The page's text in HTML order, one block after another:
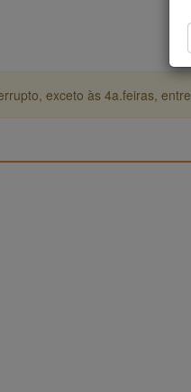
exceto às 4a.feiras,